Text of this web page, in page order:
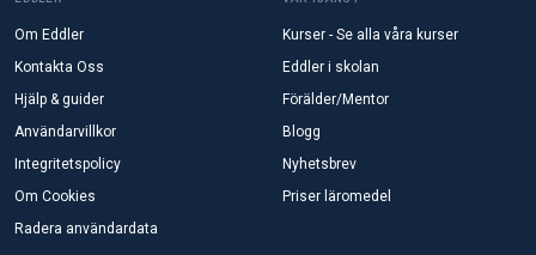
Om Eddler
Kontakta Oss
Hjälp & guider
Användarvillkor
Integritetspolicy
Om Cookies
Radera användardata
Kurser - Se alla våra kurser
Eddler i skolan
Förälder/Mentor
Blogg
Nyhetsbrev
Priser läromedel